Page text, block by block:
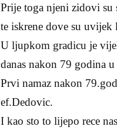
Prije toga njeni zidovi
te iskrene dove su
U ljupkom gradicu je
danas nakon 79 godina
Prvi namaz nakon
ef.Dedovic.
I kao sto to lijepo rece